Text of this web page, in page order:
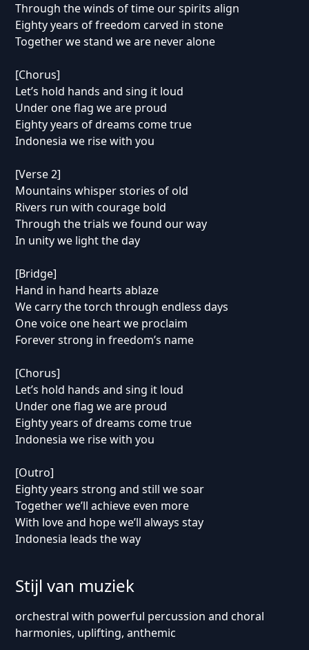
Through the winds of time our spirits align
Eighty years of freedom carved in stone
Together we stand we are never alone
[Chorus]
Let’s hold hands and sing it loud
Under one flag we are proud
Eighty years of dreams come true
Indonesia we rise with you
[Verse 2]
Mountains whisper stories of old
Rivers run with courage bold
Through the trials we found our way
In unity we light the day
[Bridge]
Hand in hand hearts ablaze
We carry the torch through endless days
One voice one heart we proclaim
Forever strong in freedom’s name
[Chorus]
Let’s hold hands and sing it loud
Under one flag we are proud
Eighty years of dreams come true
Indonesia we rise with you
[Outro]
Eighty years strong and still we soar
Together we’ll achieve even more
With love and hope we’ll always stay
Indonesia leads the way
Stijl van muziek
orchestral with powerful percussion and choral
harmonies, uplifting, anthemic